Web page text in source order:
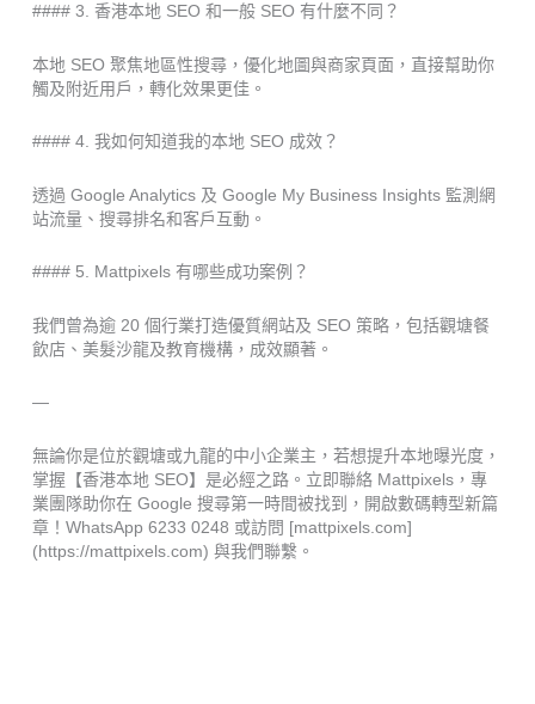
#### 3. 香港本地 SEO 和一般 SEO 有什麼不同？
本地 SEO 聚焦地區性搜尋，優化地圖與商家頁面，直接幫助你
觸及附近用戶，轉化效果更佳。
#### 4. 我如何知道我的本地 SEO 成效？
透過 Google Analytics 及 Google My Business Insights 監測網
站流量、搜尋排名和客戶互動。
#### 5. Mattpixels 有哪些成功案例？
我們曾為逾 20 個行業打造優質網站及 SEO 策略，包括觀塘餐
飲店、美髮沙龍及教育機構，成效顯著。
—
無論你是位於觀塘或九龍的中小企業主，若想提升本地曝光度，
掌握【香港本地 SEO】是必經之路。立即聯絡 Mattpixels，專
業團隊助你在 Google 搜尋第一時間被找到，開啟數碼轉型新篇
章！WhatsApp 6233 0248 或訪問 [mattpixels.com]
(https://mattpixels.com) 與我們聯繫。